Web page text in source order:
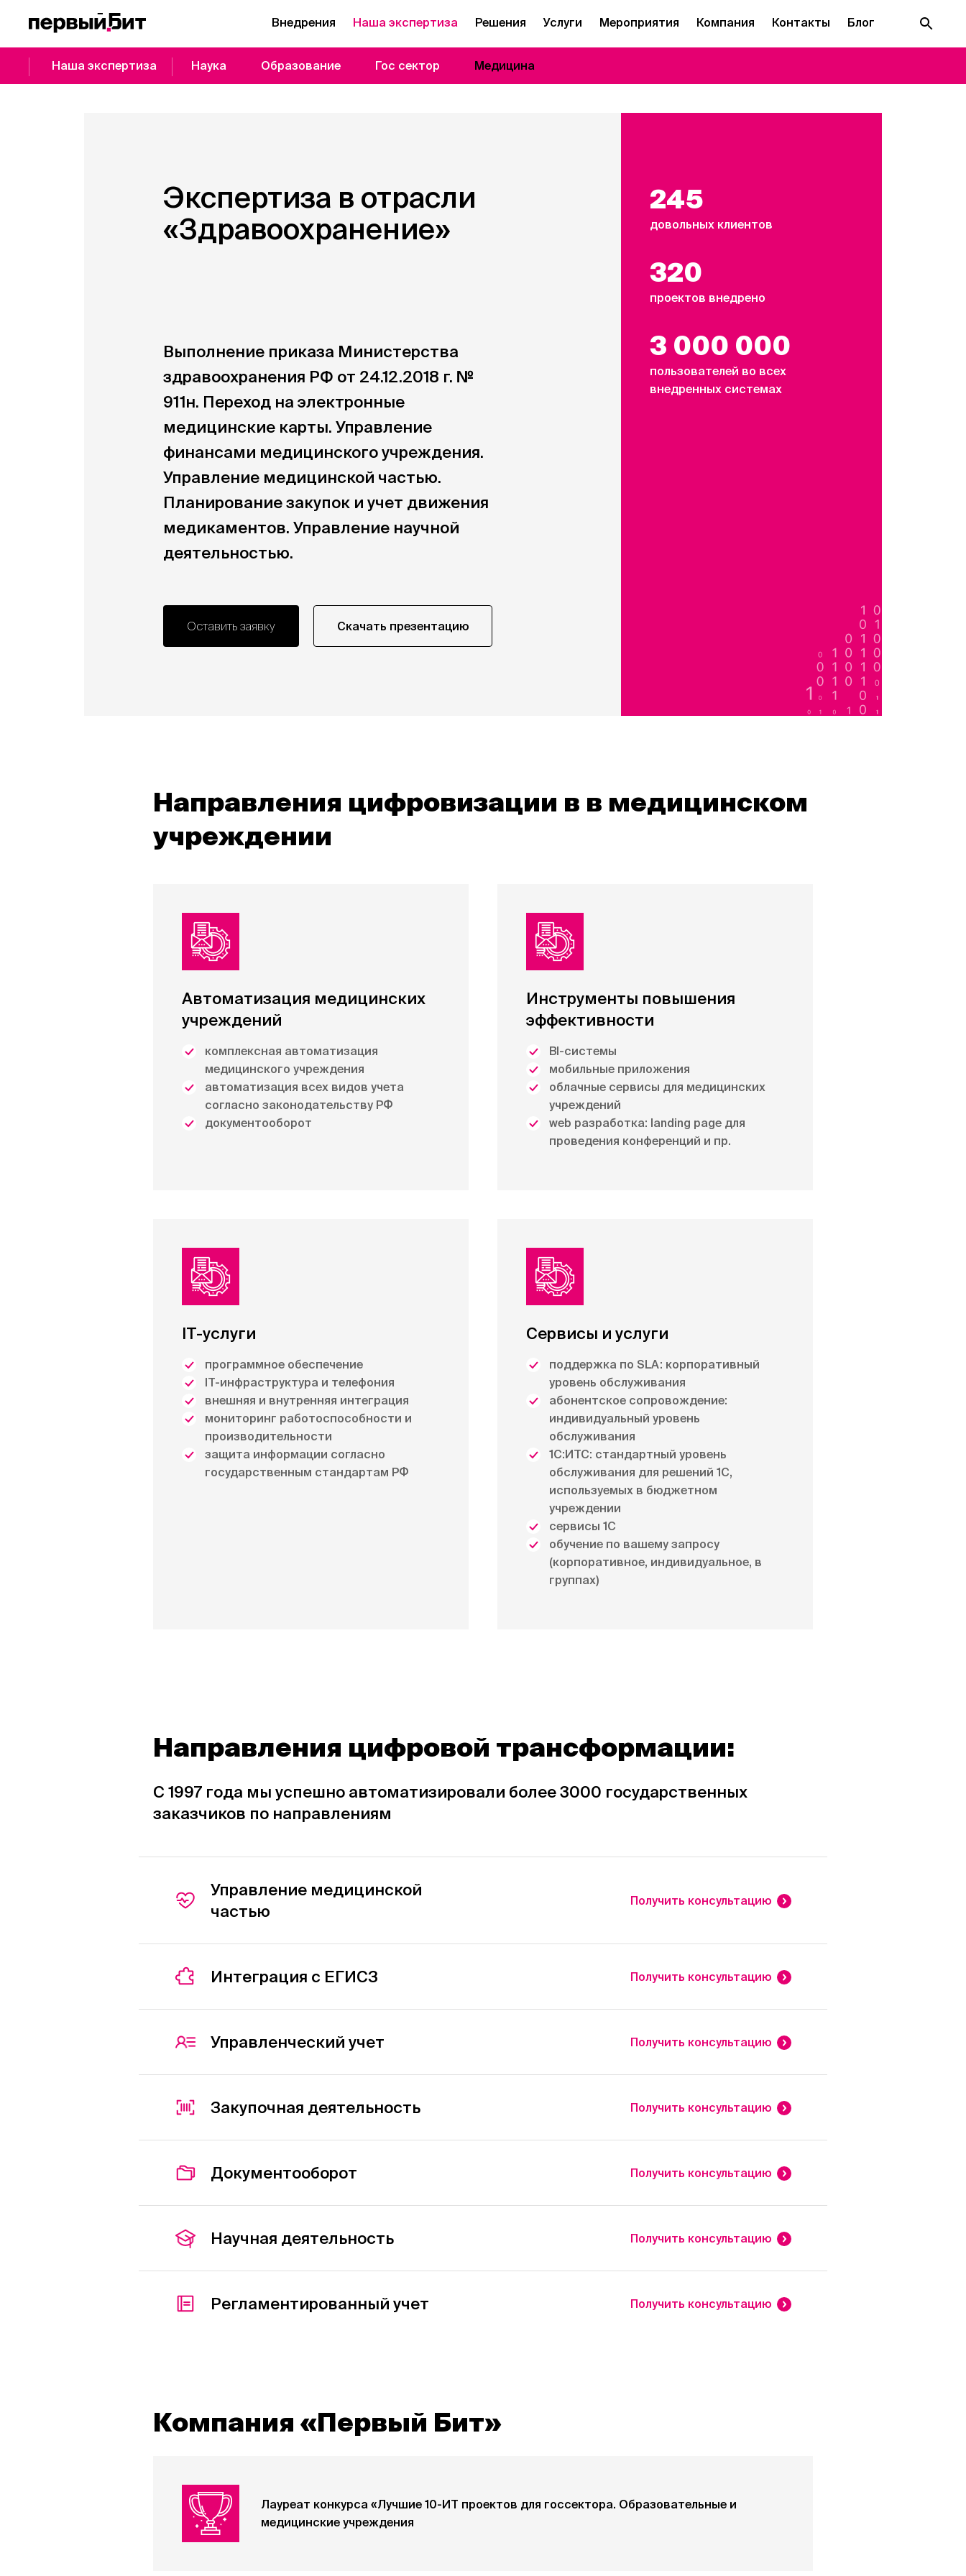
Внедрения Наша экспертиза Решения Услуги Мероприятия Компания Контакты Блог
Наша экспертиза Наука Образование Гос сектор Медицина
Экспертиза в отрасли
«Здравоохранение»
Выполнение приказа Министерства
здравоохранения РФ от 24.12.2018 г. №
911н. Переход на электронные
медицинские карты. Управление
финансами медицинского учреждения.
Управление медицинской частью.
Планирование закупок и учет движения
медикаментов. Управление научной
деятельностью.
Оставить заявку Скачать презентацию
245
довольных клиентов
320
проектов внедрено
3 000 000
пользователей во всех
внедренных системах
Направления цифровизации в в медицинском
учреждении
Автоматизация медицинских
учреждений
комплексная автоматизация
медицинского учреждения
автоматизация всех видов учета
согласно законодательству РФ
документооборот
Инструменты повышения
эффективности
BI-cистемы
мобильные приложения
облачные сервисы для медицинских
учреждений
web разработка: landing page для
проведения конференций и пр.
IT-услуги
программное обеспечение
IT-инфраструктура и телефония
внешняя и внутренняя интеграция
мониторинг работоспособности и
производительности
защита информации согласно
государственным стандартам РФ
Сервисы и услуги
поддержка по SLA: корпоративный
уровень обслуживания
абонентское сопровождение:
индивидуальный уровень
обслуживания
1С:ИТС: стандартный уровень
обслуживания для решений 1С,
используемых в бюджетном
учреждении
сервисы 1С
обучение по вашему запросу
(корпоративное, индивидуальное, в
группах)
Направления цифровой трансформации:
C 1997 года мы успешно автоматизировали более 3000 государственных
заказчиков по направлениям
Управление медицинской
частью
Получить консультацию
Интеграция с ЕГИСЗ Получить консультацию
Управленческий учет Получить консультацию
Закупочная деятельность Получить консультацию
Документооборот Получить консультацию
Научная деятельность Получить консультацию
Регламентированный учет Получить консультацию
Компания «Первый Бит»
Лауреат конкурса «Лучшие 10-ИТ проектов для госсектора. Образовательные и
медицинские учреждения